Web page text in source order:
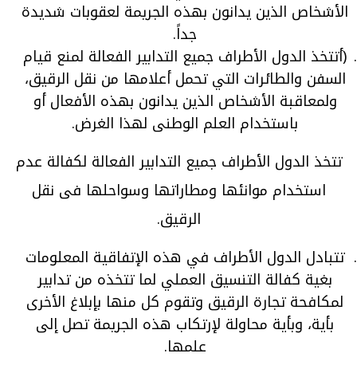
الأشخاص الذين يدانون بهذه الجريمة لعقوبات شديدة
جداً.
(أتتخذ الدول الأطراف جميع التدابير الفعالة لمنع قيام
السفن والطائرات التي تحمل أعلامها من نقل الرقيق،
ولمعاقبة الأشخاص الذين يدانون بهذه الأفعال أو
باستخدام العلم الوطنى لهذا الغرض.
تتخذ الدول الأطراف جميع التدابير الفعالة لكفالة عدم
استخدام موانئها ومطاراتها وسواحلها فى نقل
الرقيق.
تتبادل الدول الأطراف في هذه الإتفاقية المعلومات
بغية كفالة التنسيق العملي لما تتخذه من تدابير
لمكافحة تجارة الرقيق وتقوم كل منها بإبلاغ الأخرى
بأية، وبأية محاولة لإرتكاب هذه الجريمة تصل إلى
علمها.